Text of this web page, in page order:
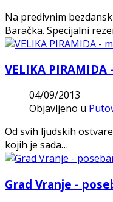
Na predivnim
Baračka. Specijalni
VELIKA
04/09/2013
Objavljeno u
Od svih ljudskih
kojih je sada…
Grad Vranje -